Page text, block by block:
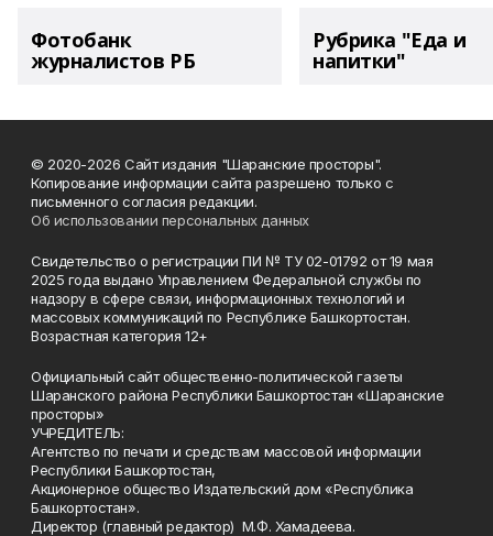
Фотобанк
журналистов РБ
Рубрика "Еда и
напитки"
© 2020-2026 Сайт издания "Шаранские просторы".
Копирование информации сайта разрешено только с
письменного согласия редакции.
Об использовании персональных данных
Свидетельство о регистрации ПИ № ТУ 02-01792 от 19 мая
2025 года выдано Управлением Федеральной службы по
надзору в сфере связи, информационных технологий и
массовых коммуникаций по Республике Башкортостан.
Возрастная категория 12+
Официальный сайт общественно-политической газеты
Шаранского района Республики Башкортостан «Шаранские
просторы»
УЧРЕДИТЕЛЬ:
Агентство по печати и средствам массовой информации
Республики Башкортостан,
Акционерное общество Издательский дом «Республика
Башкортостан».
Директор (главный редактор) М.Ф. Хамадеева.